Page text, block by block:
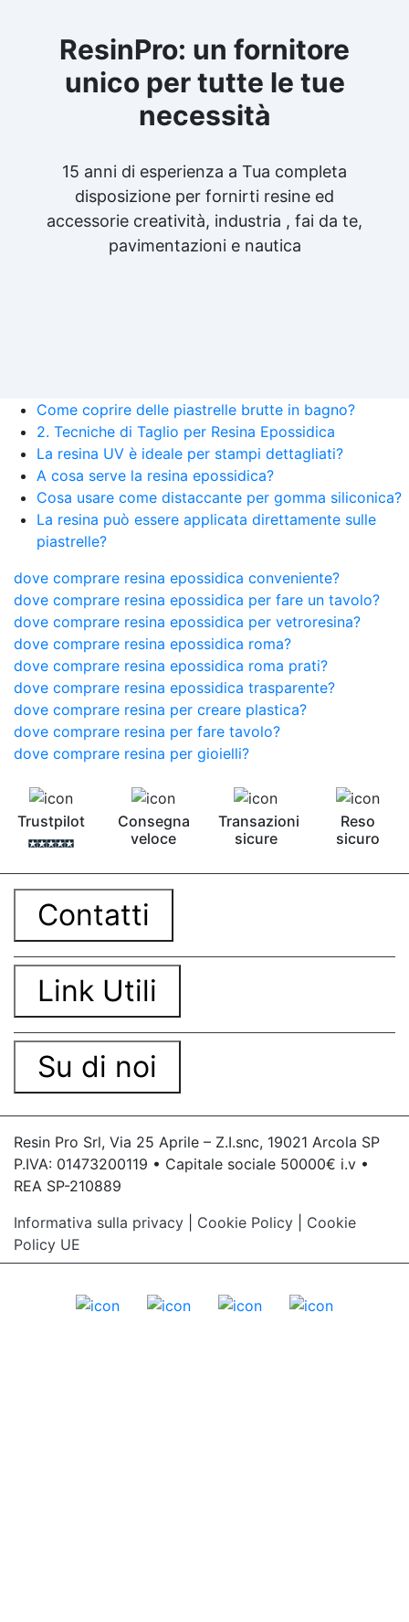
ResinPro: un fornitore
unico per tutte le tue
necessità
15 anni di esperienza a Tua completa
disposizione per fornirti resine ed
accessorie creatività, industria , fai da te,
pavimentazioni e nautica
Come coprire delle piastrelle brutte in bagno?
2. Tecniche di Taglio per Resina Epossidica
La resina UV è ideale per stampi dettagliati?
A cosa serve la resina epossidica?
Cosa usare come distaccante per gomma siliconica?
La resina può essere applicata direttamente sulle
piastrelle?
dove comprare resina epossidica conveniente?
dove comprare resina epossidica per fare un tavolo?
dove comprare resina epossidica per vetroresina?
dove comprare resina epossidica roma?
dove comprare resina epossidica roma prati?
dove comprare resina epossidica trasparente?
dove comprare resina per creare plastica?
dove comprare resina per fare tavolo?
dove comprare resina per gioielli?
Trustpilot
Consegna
veloce
Transazioni
sicure
Reso
sicuro
Contatti
Link Utili
Su di noi
Resin Pro Srl, Via 25 Aprile – Z.I.snc, 19021 Arcola SP
P.IVA: 01473200119 • Capitale sociale 50000€ i.v •
REA SP-210889
Informativa sulla privacy
Cookie Policy
Cookie
Policy UE